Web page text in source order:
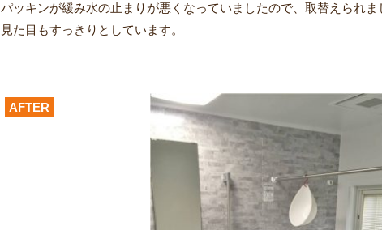
パッキンが緩み水の止まりが悪くなっていましたので、取替えられ
見た目もすっきりとしています。
AFTER